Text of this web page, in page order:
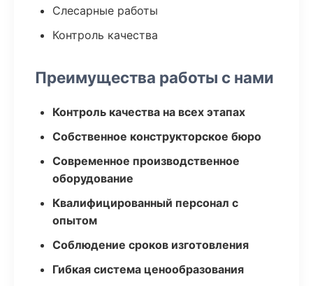
Слесарные работы
Контроль качества
Преимущества работы с нами
Контроль качества на всех этапах
Собственное конструкторское бюро
Современное производственное
оборудование
Квалифицированный персонал с
опытом
Соблюдение сроков изготовления
Гибкая система ценообразования